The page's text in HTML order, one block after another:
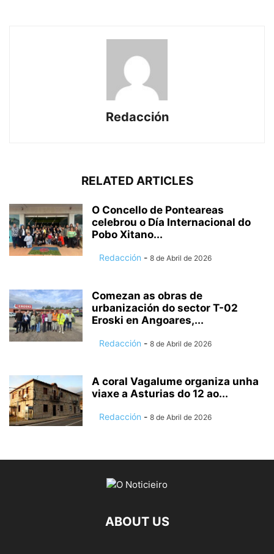
Redacción
RELATED ARTICLES
O Concello de Ponteareas
celebrou o Día Internacional do
Pobo Xitano...
Redacción - 8 de Abril de 2026
Comezan as obras de
urbanización do sector T-02
Eroski en Angoares,...
Redacción - 8 de Abril de 2026
A coral Vagalume organiza unha
viaxe a Asturias do 12 ao...
Redacción - 8 de Abril de 2026
ABOUT US